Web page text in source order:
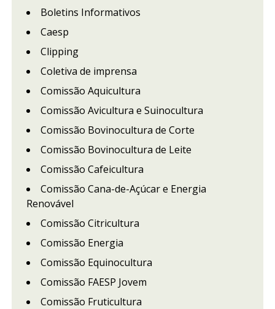
Boletins Informativos
Caesp
Clipping
Coletiva de imprensa
Comissão Aquicultura
Comissão Avicultura e Suinocultura
Comissão Bovinocultura de Corte
Comissão Bovinocultura de Leite
Comissão Cafeicultura
Comissão Cana-de-Açúcar e Energia
Renovável
Comissão Citricultura
Comissão Energia
Comissão Equinocultura
Comissão FAESP Jovem
Comissão Fruticultura